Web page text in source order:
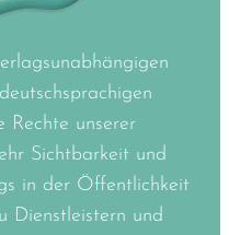
Rechte unserer
Sichtbarkeit und
in der Öffentlichkeit
Dienstleistern und